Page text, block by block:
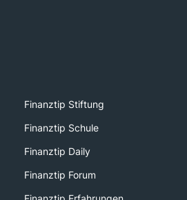
Finanztip Stiftung
Finanztip Schule
Finanztip Daily
Finanztip Forum